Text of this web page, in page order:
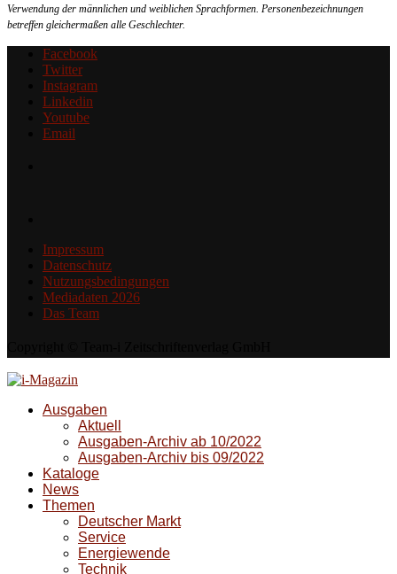
Verwendung der männlichen und weiblichen Sprachformen. Personenbezeichnungen
betreffen gleichermaßen alle Geschlechter.
Facebook
Twitter
Instagram
Linkedin
Youtube
Email
Impressum
Datenschutz
Nutzungsbedingungen
Mediadaten 2026
Das Team
Ausgaben
Aktuell
Ausgaben-Archiv ab 10/2022
Ausgaben-Archiv bis 09/2022
Kataloge
News
Themen
Deutscher Markt
Service
Energiewende
Technik